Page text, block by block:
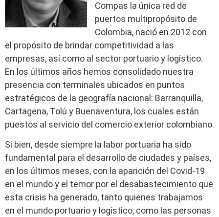
Compas la única red de
puertos multipropósito de
Colombia, nació en 2012 con
el propósito de brindar competitividad a las
empresas, así como al sector portuario y logístico.
En los últimos años hemos consolidado nuestra
presencia con terminales ubicados en puntos
estratégicos de la geografía nacional: Barranquilla,
Cartagena, Tolú y Buenaventura, los cuales están
puestos al servicio del comercio exterior colombiano.
Si bien, desde siempre la labor portuaria ha sido
fundamental para el desarrollo de ciudades y países,
en los últimos meses, con la aparición del Covid-19
en el mundo y el temor por el desabastecimiento que
esta crisis ha generado, tanto quienes trabajamos
en el mundo portuario y logístico, como las personas